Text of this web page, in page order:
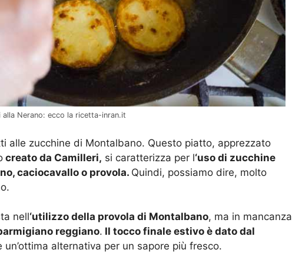
Nerano: ecco la ricetta-inran.it
alle zucchine di Montalbano. Questo piatto, apprezzato
creato da Camilleri, si caratterizza per l‘uso di zucchine
caciocavallo o provola. Quindi, possiamo dire, molto
nell‘utilizzo della provola di Montalbano, ma in mancanza
reggiano. Il tocco finale estivo è dato dal
un’ottima alternativa per un sapore più fresco.